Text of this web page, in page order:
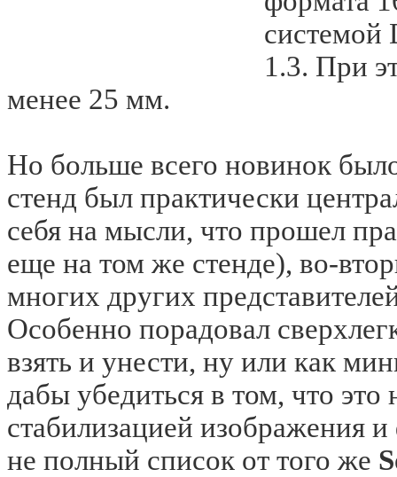
системой
1.3. При
менее 25 мм.
Но больше всего новинок
стенд был практически
себя на мысли, что прошел
еще на том же стенде), во-
многих других
Особенно порадовал
взять и унести, ну или как
дабы убедиться в том, что
стабилизацией изображения
не полный список от того же